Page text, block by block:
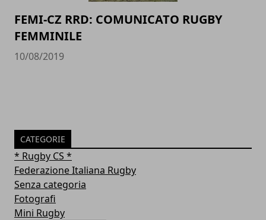
FEMI-CZ RRD: COMUNICATO RUGBY
FEMMINILE
10/08/2019
CATEGORIE
* Rugby CS *
Federazione Italiana Rugby
Senza categoria
Fotografi
Mini Rugby